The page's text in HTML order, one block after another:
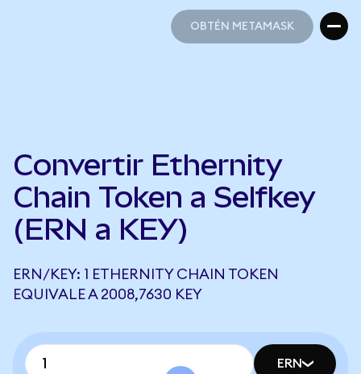
OBTÉN METAMASK
Convertir Ethernity
Chain Token a Selfkey
(ERN a KEY)
ERN/KEY: 1 ETHERNITY CHAIN TOKEN
EQUIVALE A 2008,7630 KEY
ERN